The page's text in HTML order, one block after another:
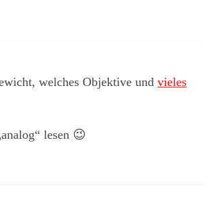
welches Objektive und vieles
lesen 😉